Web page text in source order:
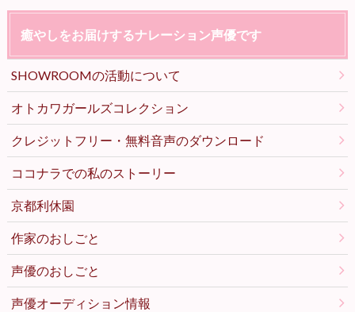
癒やしをお届けするナレーション声優です
SHOWROOMの活動について
オトカワガールズコレクション
クレジットフリー・無料音声のダウンロード
ココナラでの私のストーリー
京都利休園
作家のおしごと
声優のおしごと
声優オーディション情報